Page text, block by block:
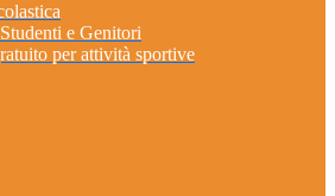
e Genitori
per attività sportive